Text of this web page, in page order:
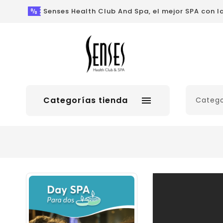
Senses Health Club And Spa, el mejor SPA con
Categorías tienda 